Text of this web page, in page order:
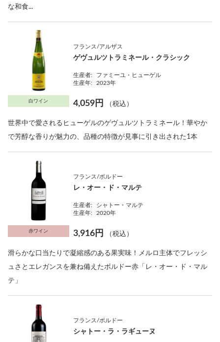
な和食...
白ワイン
フランス/アルザス
ゲヴュルツトラミネール・クラシック
生産者:
ファミーユ・ヒューゲル
生産年:
2023年
4,059円 （税込）
世界中で愛されるヒューゲルのゲヴュルツトラミネール！華やか
で芳醇な香りが魅力の、品種の特徴が見事に引き出された1本
赤ワイン
フランス/ボルドー
レ・オー・ド・マルテ
生産者:
シャトー・マルテ
生産年:
2020年
3,916円 （税込）
滑らかな口当たりで凝縮感のある果実味！メルロ主体でフレッシ
ュさとエレガンスを兼ね備えたボルドー赤「レ・オー・ド・マル
テ」
フランス/ボルドー
シャトー・ラ・ラギューヌ